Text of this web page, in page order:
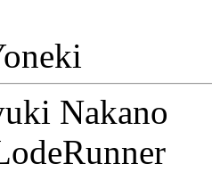
Nakano